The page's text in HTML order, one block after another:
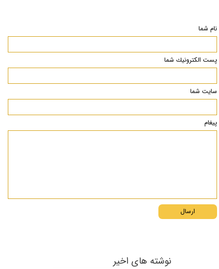
نام شما
پست الكترونيك شما
سایت شما
پیغام
ارسال
نوشته های اخیر